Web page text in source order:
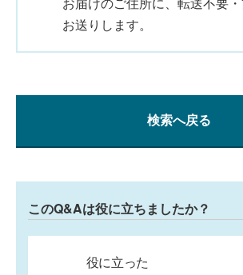
お送りします。
検索へ戻る
このQ&Aは役に立ちましたか？
役に立った